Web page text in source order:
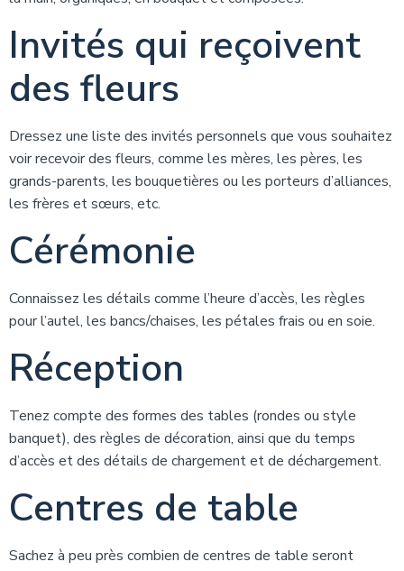
Invités qui reçoivent
des fleurs
Dressez une liste des invités personnels que vous souhaitez
voir recevoir des fleurs, comme les mères, les pères, les
grands-parents, les bouquetières ou les porteurs d’alliances,
les frères et sœurs, etc.
Cérémonie
Connaissez les détails comme l’heure d’accès, les règles
pour l’autel, les bancs/chaises, les pétales frais ou en soie.
Réception
Tenez compte des formes des tables (rondes ou style
banquet), des règles de décoration, ainsi que du temps
d’accès et des détails de chargement et de déchargement.
Centres de table
Sachez à peu près combien de centres de table seront